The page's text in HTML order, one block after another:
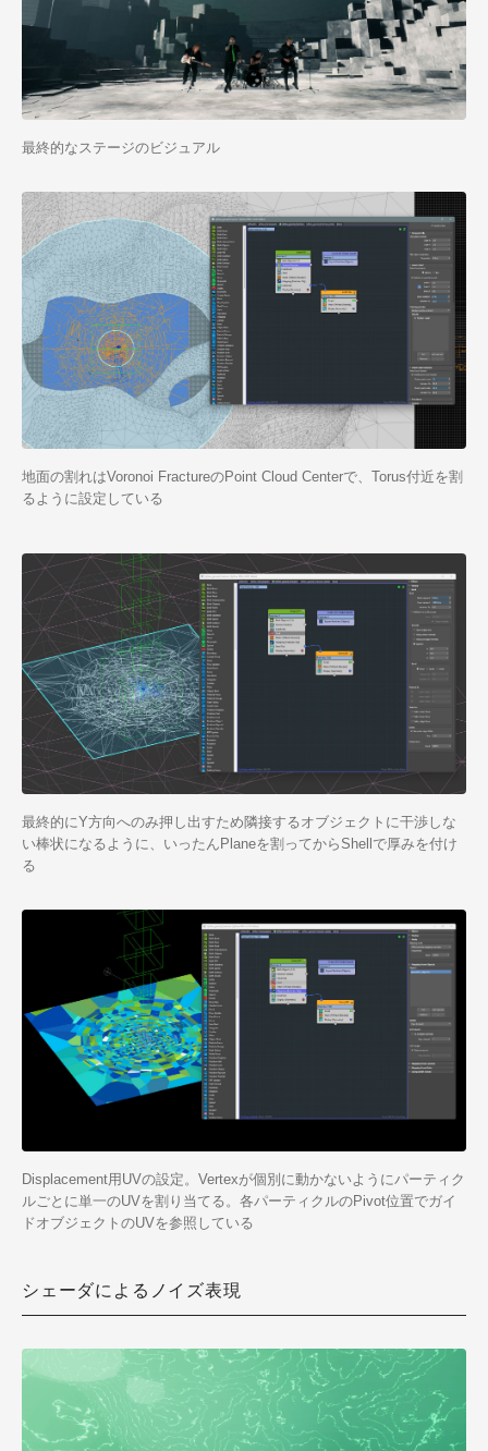
最終的なステージのビジュアル
地面の割れはVoronoi FractureのPoint Cloud Centerで、Torus付近を割
るように設定している
最終的にY方向へのみ押し出すため隣接するオブジェクトに干渉しな
い棒状になるように、いったんPlaneを割ってからShellで厚みを付け
る
Displacement用UVの設定。Vertexが個別に動かないようにパーティク
ルごとに単一のUVを割り当てる。各パーティクルのPivot位置でガイ
ドオブジェクトのUVを参照している
シェーダによるノイズ表現